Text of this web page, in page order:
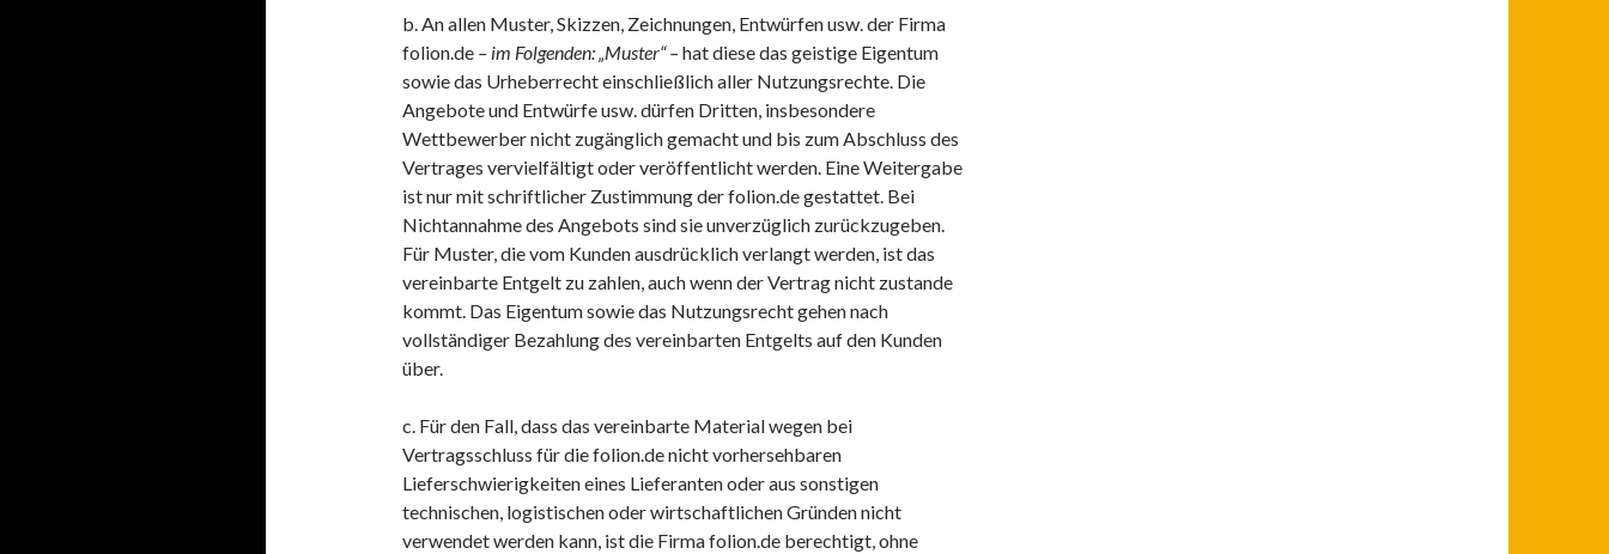
b. An allen Muster, Skizzen, Zeichnungen, Entwürfen usw. der Firma
folion.de – im Folgenden: „Muster“ –hat diese das geistige Eigentum
sowie das Urheberrecht einschließlich aller Nutzungsrechte. Die
Angebote und Entwürfe usw. dürfen Dritten, insbesondere
Wettbewerber nicht zugänglich gemacht und bis zum Abschluss des
Vertrages vervielfältigt oder veröffentlicht werden. Eine Weitergabe
ist nur mit schriftlicher Zustimmung der folion.de gestattet. Bei
Nichtannahme des Angebots sind sie unverzüglich zurückzugeben.
Für Muster, die vom Kunden ausdrücklich verlangt werden, ist das
vereinbarte Entgelt zu zahlen, auch wenn der Vertrag nicht zustande
kommt. Das Eigentum sowie das Nutzungsrecht gehen nach
vollständiger Bezahlung des vereinbarten Entgelts auf den Kunden
über.
c. Für den Fall, dass das vereinbarte Material wegen bei
Vertragsschluss für die folion.de nicht vorhersehbaren
Lieferschwierigkeiten eines Lieferanten oder aus sonstigen
technischen, logistischen oder wirtschaftlichen Gründen nicht
verwendet werden kann, ist die Firma folion.de berechtigt, ohne